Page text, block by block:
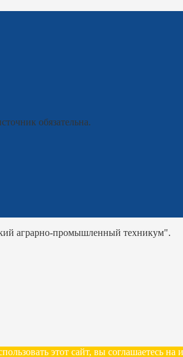
обязательна.
аграрно-промышленный техникум".
этот сайт, вы